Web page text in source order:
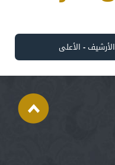
الأرشيف- الأعلى